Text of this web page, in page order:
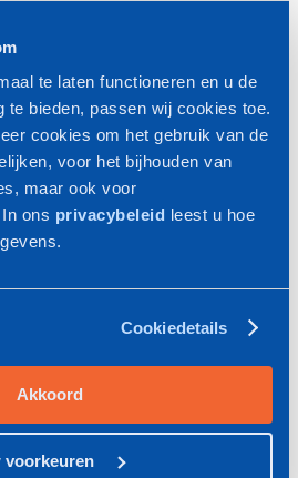
te laten functioneren en u de
te bieden, passen wij cookies toe.
cookies om het gebruik van de
voor het bijhouden van
maar ook voor
ons privacybeleid leest u hoe
Cookiedetails
Akkoord
voorkeuren
basislast. Richard:
prijzig in aanschaf, maar het
en begrijpelijk
ons bij het nemen van de
beslissing is geweest toont
CAEMS aan:
'best in class' als het gaat om
meter perslucht. Bovendien
de turbocompressor gebruikt
tien technische ruimtes. En op
vervullen. "We zijn
minder energie te
in de nieuwe fabriek een